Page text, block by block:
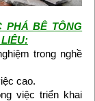
PHÁ BÊ TÔNG
trong nghề
cao.
việc triển khai